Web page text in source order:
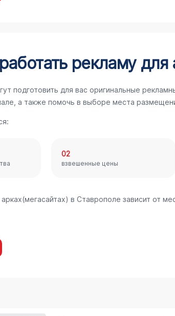
рекламу для
подготовить для вас оригинальные
а также помочь в выборе места
02
взвешенные цены
в Ставрополе зависит от